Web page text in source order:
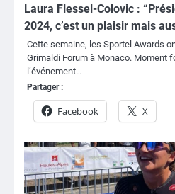
Laura Flessel-Colovic :
2024, c’est un plaisir mais
Cette semaine, les Sportel Awards
Grimaldi Forum à Monaco. Moment
l’événement…
Partager :
Facebook X